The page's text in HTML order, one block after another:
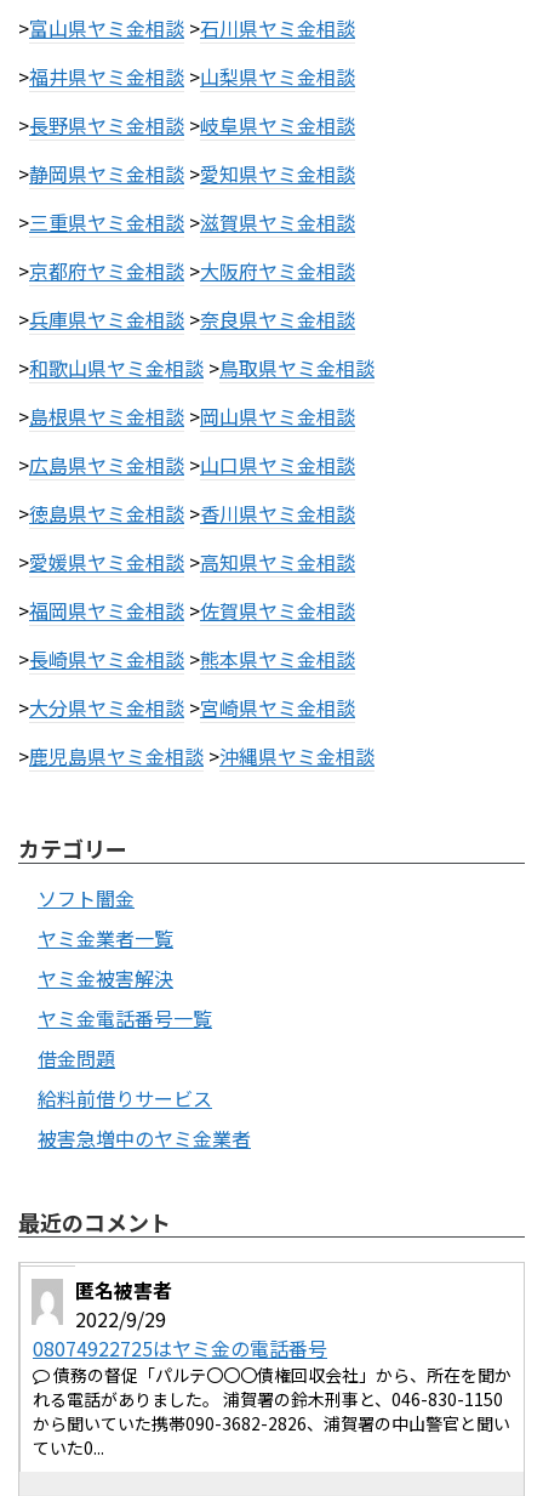
>富山県ヤミ金相談 >石川県ヤミ金相談
>福井県ヤミ金相談 >山梨県ヤミ金相談
>長野県ヤミ金相談 >岐阜県ヤミ金相談
>静岡県ヤミ金相談 >愛知県ヤミ金相談
>三重県ヤミ金相談 >滋賀県ヤミ金相談
>京都府ヤミ金相談 >大阪府ヤミ金相談
>兵庫県ヤミ金相談 >奈良県ヤミ金相談
>和歌山県ヤミ金相談 >鳥取県ヤミ金相談
>島根県ヤミ金相談 >岡山県ヤミ金相談
>広島県ヤミ金相談 >山口県ヤミ金相談
>徳島県ヤミ金相談 >香川県ヤミ金相談
>愛媛県ヤミ金相談 >高知県ヤミ金相談
>福岡県ヤミ金相談 >佐賀県ヤミ金相談
>長崎県ヤミ金相談 >熊本県ヤミ金相談
>大分県ヤミ金相談 >宮崎県ヤミ金相談
>鹿児島県ヤミ金相談 >沖縄県ヤミ金相談
カテゴリー
ソフト闇金
ヤミ金業者一覧
ヤミ金被害解決
ヤミ金電話番号一覧
借金問題
給料前借りサービス
被害急増中のヤミ金業者
最近のコメント
匿名被害者
2022/9/29
08074922725はヤミ金の電話番号
債務の督促「パルテ〇〇〇債権回収会社」から、所在を聞か
れる電話がありました。 浦賀署の鈴木刑事と、046-830-1150
から聞いていた携帯090-3682-2826、浦賀署の中山警官と聞い
ていた0...